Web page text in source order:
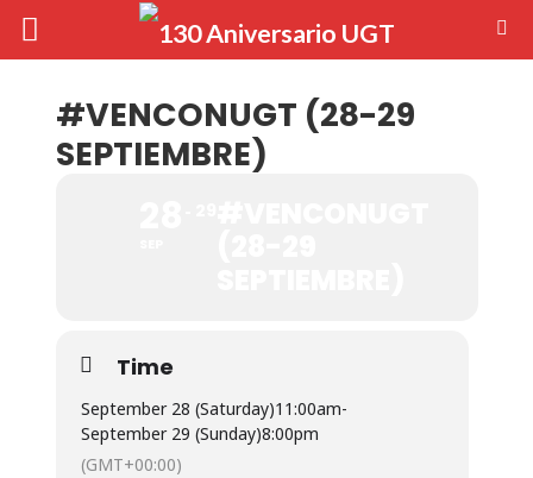
#VENCONUGT (28-29
SEPTIEMBRE)
Time
September 28 (Saturday)11:00am-
September 29 (Sunday)8:00pm
(GMT+00:00)